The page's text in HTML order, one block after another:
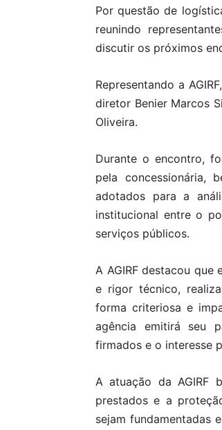
Por questão de
reunindo
discutir os próximos
Representando a
diretor Benier Marcos
Oliveira.
Durante o encontro,
pela concessionária,
adotados para a
institucional entre o
serviços públicos.
A AGIRF destacou
e rigor técnico,
forma criteriosa e
agência emitirá seu
firmados e o interesse
A atuação da AGIRF
prestados e a
sejam fundamentadas